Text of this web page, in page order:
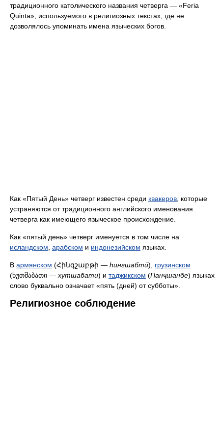
традиционного католического названия четверга — «Feria
Quinta», используемого в религиозных текстах, где не
дозволялось упоминать имена языческих богов.
Как «Пятый День» четверг известен среди квакеров, которые
устраняются от традиционного английского именования
четверга как имеющего языческое происхождение.
Как «пятый день» четверг именуется в том числе на
исландском, арабском и индонезийском языках.
В армянском (Հինգշաբթի — hингшабти́), грузинском
(ხუთშაბათი —хутшабати) и таджикском (Панҷшанбе) языках
слово буквально означает «пять (дней) от субботы».
Религиозное соблюдение